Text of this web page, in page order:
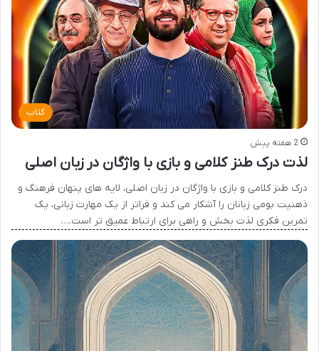
کتاب
2 هفته پیش
لذت درک طنز کلامی و بازی با واژگان در زبان اصلی
درک طنز کلامی و بازی با واژگان در زبان اصلی، لایه های پنهان فرهنگ و
ذهنیت بومی زبانان را آشکار می کند و فراتر از یک مهارت زبانی، یک
تمرین فکری لذت بخش و راهی برای ارتباط عمیق تر است.…